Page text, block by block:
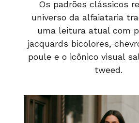
Os padrões clássicos
universo da alfaiataria
uma leitura atual com
jacquards bicolores,
poule e o icônico visual
tweed.